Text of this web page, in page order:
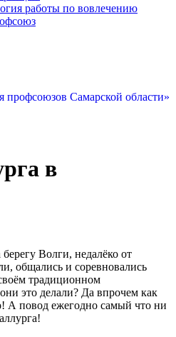
работы по вовлечению
профсоюзов Самарской области»
в
Волги, недалёко от
общались и соревновались
традиционном
это делали? Да впрочем как
А повод ежегодно самый что ни